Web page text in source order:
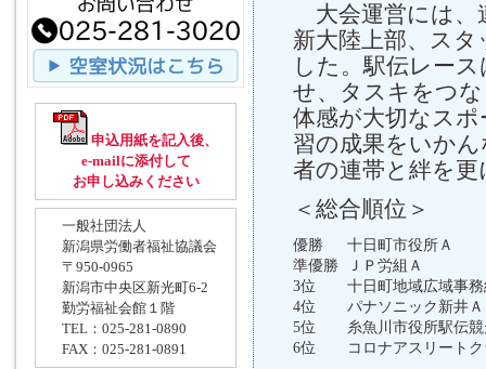
大会運営には、
新大陸上部、ス
した。駅伝レー
せ、タスキをつ
体感が大切なス
習の成果をいか
者の連帯と絆を
＜総合順位＞
優勝
十日町市役所Ａ
準優勝
ＪＰ労組Ａ
3位
十日町地域広域事
4位
パナソニック新井Ａ
5位
糸魚川市役所駅伝
6位
コロナアスリート
申込用紙を記入後、
e-mailに添付して
お申し込みください
一般社団法人
新潟県労働者福祉協議会
〒950-0965
新潟市中央区新光町6-2
勤労福祉会館１階
TEL：025-281-0890
FAX：025-281-0891